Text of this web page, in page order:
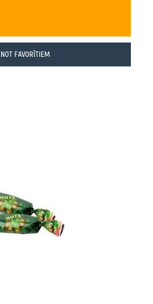
FAVORĪTIEM